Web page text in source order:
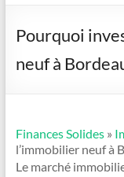
Pourquoi
neuf à
Finances Solides»
l’immobilier neuf à
Le marché